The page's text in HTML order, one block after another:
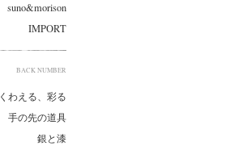
suno&morison
IMPORT
BACK NUMBER
くわえる、彩る
手の先の道具
銀と漆